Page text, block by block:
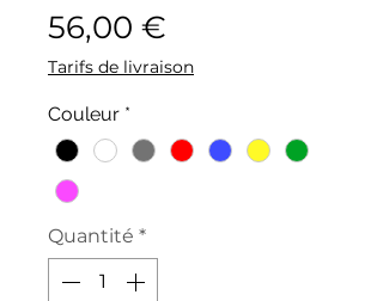
56,00 €
Tarifs de livraison
Couleur *
Quantité *